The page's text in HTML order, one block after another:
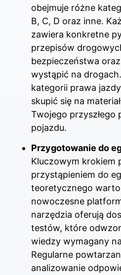
obejmuje różne
B, C, D oraz inne.
zawiera konkretne
przepisów
bezpieczeństwa
wystąpić na
kategorii prawa
skupić się na
Twojego przyszłego
pojazdu.
Przygotowanie do
Kluczowym krokiem
przystąpieniem do
teoretycznego
nowoczesne
narzędzia oferują
testów, które
wiedzy wymagany
Regularne
analizowanie